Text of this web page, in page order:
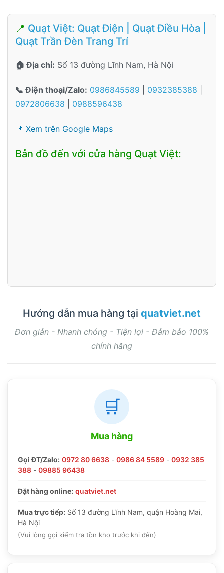
📍 Quạt Việt: Quạt Điện | Quạt Điều Hòa |
Quạt Trần Đèn Trang Trí
🏠 Địa chỉ: Số 13 đường Lĩnh Nam, Hà Nội
📞 Điện thoại/Zalo: 0986845589 0932385388
0972806638
0988596438
📌 Xem trên Google Maps
Bản đồ đến với cửa hàng Quạt Việt:
Hướng dẫn mua hàng tại quatviet.net
Đơn giản - Nhanh chóng - Tiện lợi - Đảm bảo 100%
chính hãng
🛒
Mua hàng
Gọi ĐT/Zalo: 0972 80 6638 - 0986 84 5589 - 0932 385
388 - 09885 96438
Đặt hàng online: quatviet.net
Mua trực tiếp: Số 13 đường Lĩnh Nam, quận Hoàng Mai,
Hà Nội
(Vui lòng gọi kiểm tra tồn kho trước khi đến)